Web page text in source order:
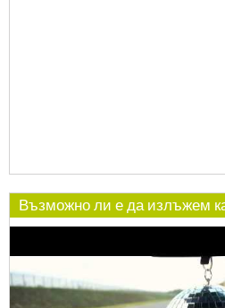
Възможно ли е да излъжем